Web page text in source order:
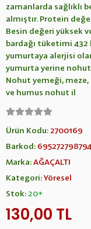
zamanlarda sağlıklı
almıştır. Protein
Besin değeri yüksek
bardağı tüketimi
yumurtaya alerjisi
yumurta yerine
Nohut yemeği,
ve humus nohut il
Ürün Kodu:2700169
Barkod:
Marka:AĞAÇALTI
Kategori:Yöresel
Stok:20+
130,00 TL